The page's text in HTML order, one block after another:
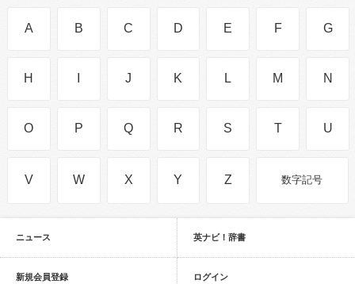
A B C D E F G
H J K L M N
O P Q R S T U
V W X Y Z 数字記号
ニュース 英ナビ！辞書
新規会員登録 ログイン